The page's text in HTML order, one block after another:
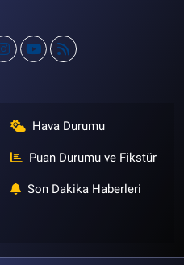
Hava Durumu
Puan Durumu ve Fikstür
Son Dakika Haberleri